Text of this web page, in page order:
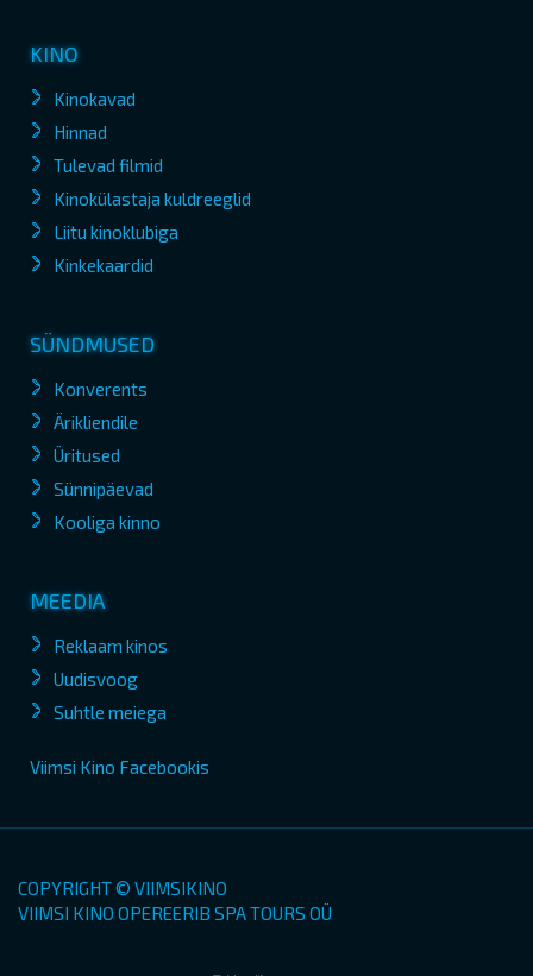
KINO
Kinokavad
Hinnad
Tulevad filmid
Kinokülastaja kuldreeglid
Liitu kinoklubiga
Kinkekaardid
SÜNDMUSED
Konverents
Ärikliendile
Üritused
Sünnipäevad
Kooliga kinno
MEEDIA
Reklaam kinos
Uudisvoog
Suhtle meiega
Viimsi Kino Facebookis
COPYRIGHT © VIIMSIKINO
VIIMSI KINO OPEREERIB SPA TOURS OÜ